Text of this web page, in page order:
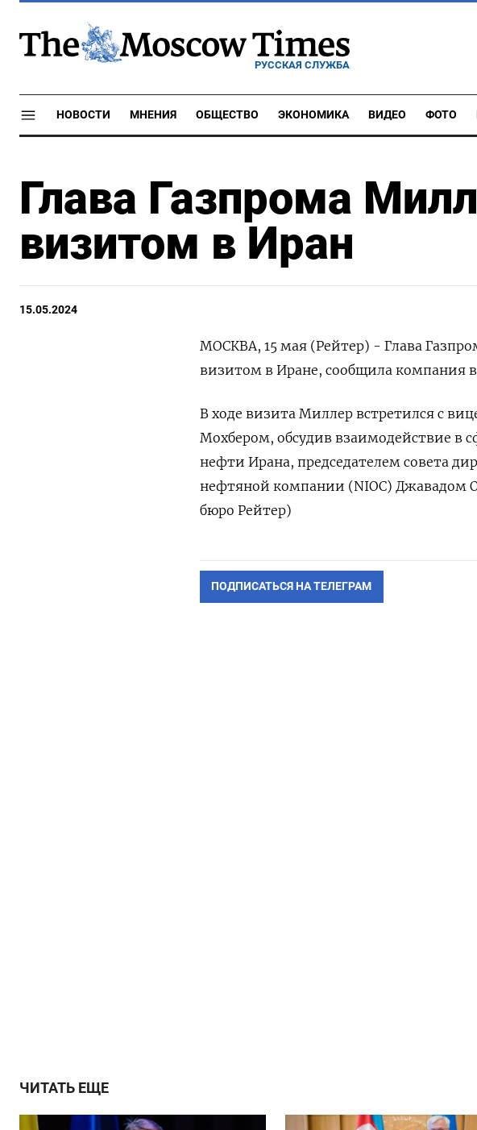
РУССКАЯ СЛУЖБА
НОВОСТИ МНЕНИЯ ОБЩЕСТВО ЭКОНОМИКА ВИДЕО ФОТО
Глава Газпрома
визитом в Иран
15.05.2024
МОСКВА, 15 мая (Рейтер) - Глава
визитом в Иране, сообщила компания
В ходе визита Миллер встретился с
Мохбером, обсудив взаимодействие в
нефти Ирана, председателем совета
нефтяной компании (NIOC) Джавадом
бюро Рейтер)
ПОДПИСАТЬСЯ НА ТЕЛЕГРАМ
ЧИТАТЬ ЕЩЕ